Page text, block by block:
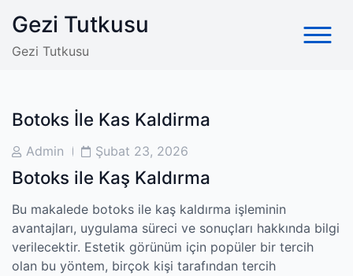
content
Gezi Tutkusu
Gezi Tutkusu
Botoks İle Kas Kaldirma
PostAdmin
PostŞubat 23, 2026
Botoks ile Kaş Kaldırma
Bu makalede botoks ile kaş kaldırma işleminin
avantajları, uygulama süreci ve sonuçları hakkında bilgi
verilecektir. Estetik görünüm için popüler bir tercih
olan bu yöntem, birçok kişi tarafından tercih